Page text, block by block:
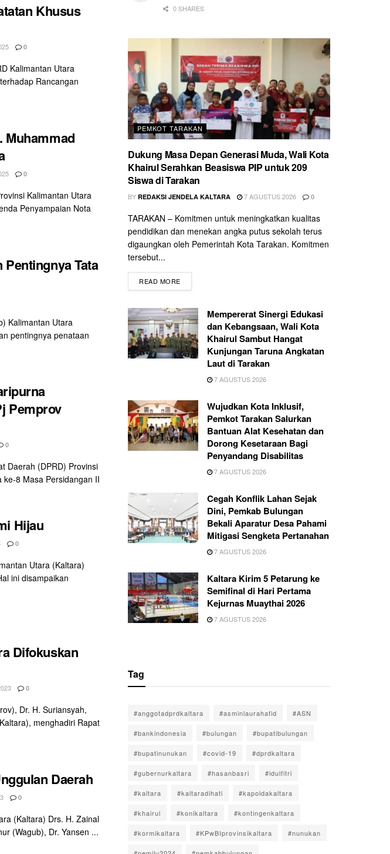
Khusus
0
Kalimantan Utara
Rancangan
Muhammad
0
Kalimantan Utara
Penyampaian Nota
Pentingnya Tata
Kalimantan Utara
pentingnya penataan
Pemprov
0
Daerah (DPRD) Provinsi
8 Masa Persidangan II
Hijau
0
Utara (Kaltara)
ini disampaikan
Difokuskan
0
Dr. H. Suriansyah,
menghadiri Rapat
Daerah
0
(Kaltara) Drs. H. Zainal
(Wagub), Dr. Yansen ...
0 SHARES
PEMKOT TARAKAN
Dukung Masa Depan Generasi Muda, Wali Kota
Khairul Serahkan Beasiswa PIP untuk 209
Siswa di Tarakan
BY REDAKSI JENDELA KALTARA 7 AGUSTUS 2026 0
TARAKAN – Komitmen untuk meningkatkan kualitas
pendidikan dan menekan angka putus sekolah terus
digaungkan oleh Pemerintah Kota Tarakan. Komitmen
tersebut...
READ MORE
Mempererat Sinergi Edukasi
dan Kebangsaan, Wali Kota
Khairul Sambut Hangat
Kunjungan Taruna Angkatan
Laut di Tarakan
7 AGUSTUS 2026
Wujudkan Kota Inklusif,
Pemkot Tarakan Salurkan
Bantuan Alat Kesehatan dan
Dorong Kesetaraan Bagi
Penyandang Disabilitas
7 AGUSTUS 2026
Cegah Konflik Lahan Sejak
Dini, Pemkab Bulungan
Bekali Aparatur Desa Pahami
Mitigasi Sengketa Pertanahan
7 AGUSTUS 2026
Kaltara Kirim 5 Petarung ke
Semifinal di Hari Pertama
Kejurnas Muaythai 2026
7 AGUSTUS 2026
Tag
#anggotadprdkaltara #asminlaurahafid #ASN
#bankindonesia #bulungan #bupatibulungan
#bupatinunukan #covid-19 #dprdkaltara
#gubernurkaltara #hasanbasri #idulfitri
#kaltara #kaltaradihati #kapoldakaltara
#khairul #konikaltara #kontingenkaltara
#kormikaltara #KPwBIprovinsikaltara #nunukan